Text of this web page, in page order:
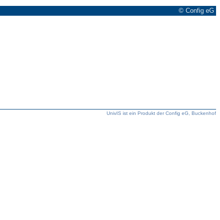
© Config eG
UnivIS ist ein Produkt der Config eG, Buckenhof